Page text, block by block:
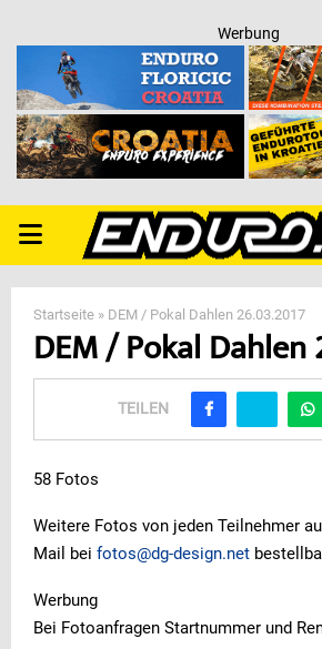
Werbung
PRIMARY
MENU
Startseite » DEM / Pokal Dahlen 26.03.2017
DEM / Pokal Dahlen
TEILEN
58 Fotos
Weitere Fotos von jeden Teilnehmer
Mail bei fotos@dg-design.net
Werbung
Bei Fotoanfragen Startnummer und